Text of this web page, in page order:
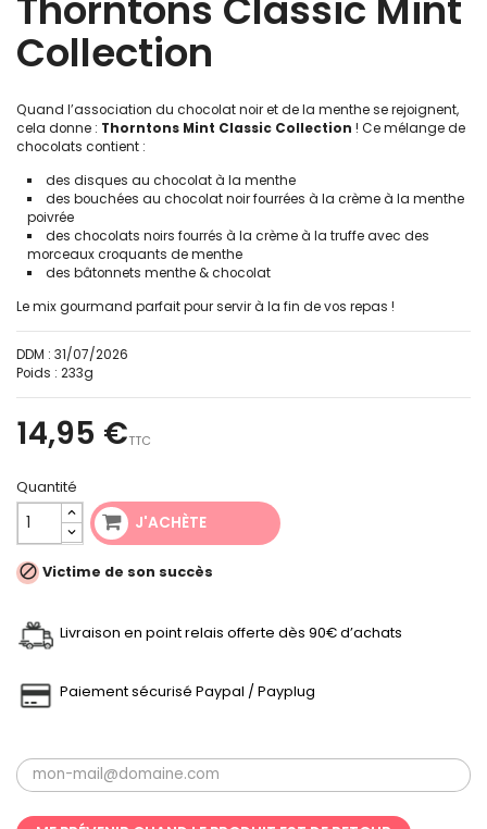
Collection
Quand l’association du chocolat noir et de la menthe se rejoignent,
cela donne : Thorntons Mint Classic Collection ! Ce mélange de
chocolats contient :
des disques au chocolat à la menthe
des bouchées au chocolat noir fourrées à la crème à la menthe
poivrée
des chocolats noirs fourrés à la crème à la truffe avec des
morceaux croquants de menthe
des bâtonnets menthe & chocolat
Le mix gourmand parfait pour servir à la fin de vos repas !
DDM : 31/07/2026
Poids : 233g
14,95 €TTC
Quantité
J'ACHÈTE
 Victime de son succès
Livraison en point relais offerte dès 90€ d’achats
Paiement sécurisé Paypal / Payplug